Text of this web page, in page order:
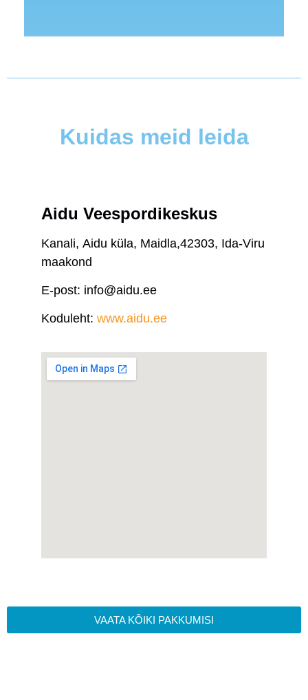
Kuidas meid leida
Aidu Veespordikeskus
Kanali, Aidu küla, Maidla,42303, Ida-Viru
maakond
E-post: info@aidu.ee
Koduleht: www.aidu.ee
VAATA KÕIKI PAKKUMISI